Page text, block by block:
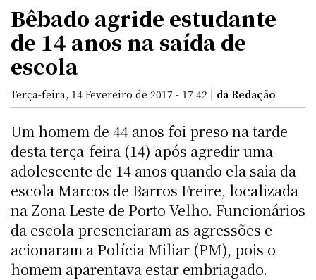
Bêbado agride estudante
de 14 anos na saída de
escola
Terça-feira, 14 Fevereiro de 2017 - 17:42 | da Redação
Um homem de 44 anos foi preso na tarde
desta terça-feira (14) após agredir uma
adolescente de 14 anos quando ela saia da
escola Marcos de Barros Freire, localizada
na Zona Leste de Porto Velho. Funcionários
da escola presenciaram as agressões e
acionaram a Polícia Miliar (PM), pois o
homem aparentava estar embriagado.